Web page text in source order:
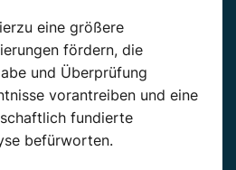
eine größere
fördern, die
und Überprüfung
vorantreiben und eine
fundierte
befürworten.